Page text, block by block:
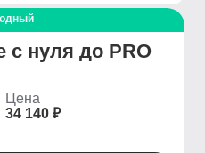
c нуля до PRO
Цена
34 140 ₽